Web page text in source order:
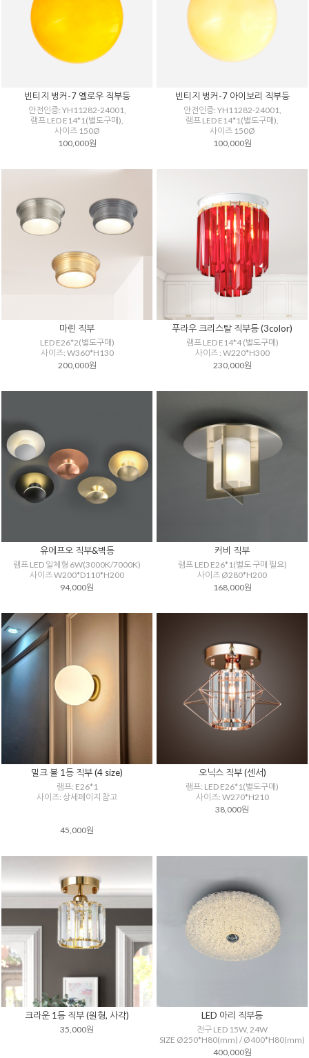
빈티지 벙커-7 옐로우 직부등
안전인증: YH11282-24001,
램프 LED E14*1(별도구매),
사이즈 150Ø
100,000원
빈티지 벙커-7 아이보리 직부등
안전인증: YH11282-24001,
램프 LED E14*1(별도구매),
사이즈 150Ø
100,000원
마린 직부
LED E26*2(별도구매)
사이즈: W360*H130
200,000원
푸라우 크리스탈 직부등 (3color)
램프 LED E14*4 (별도구매)
사이즈 : W220*H300
230,000원
유에프오 직부&벽등
램프 LED 일체형 6W(3000K/7000K)
사이즈 W200*D110*H200
94,000원
커비 직부
램프 LED E26*1(별도 구매 필요)
사이즈 Ø280*H200
168,000원
밀크 볼 1등 직부 (4 size)
램프: E26*1
사이즈: 상세페이지 참고
45,000원
오닉스 직부 (센서)
램프: LED E26*1(별도구매)
사이즈: W270*H210
38,000원
크라운 1등 직부 (원형, 사각)
35,000원
LED 아리 직부등
전구 LED 15W, 24W
SIZE Ø250*H80(mm) / Ø400*H80(mm)
400,000원